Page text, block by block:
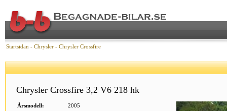
Startsidan - Chrysler - Chrysler Crossfire
Chrysler Crossfire 3,2 V6 218 hk
Årsmodell:
2005